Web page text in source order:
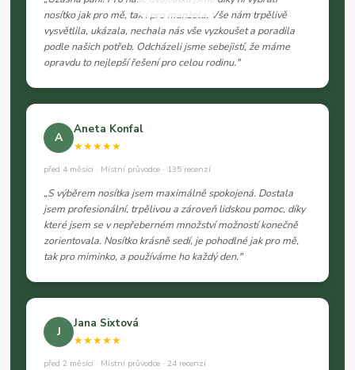
nosítko jak pro mě, tak i pro manžela. Vše nám trpělivě
vysvětlila, ukázala, nechala nás vše vyzkoušet a poradila
podle našich potřeb. Odcházeli jsme sebejistí, že máme
opravdu to nejlepší řešení pro celou rodinu."
A
Aneta Konfal
★★★★★
před 4 měsíci · Místní průvodce · 135 recenzí
„S výběrem nosítka jsem maximálně spokojená. Dostala
jsem profesionální, trpělivou a zároveň lidskou pomoc, díky
které jsem se v nepřeberném množství možností konečně
zorientovala. Nosítko krásně sedí, je pohodlné jak pro mě,
tak pro miminko, a používáme ho každý den."
J
Jana Sixtová
★★★★★
před 2 měsíci · Místní průvodce · 24 recenzí